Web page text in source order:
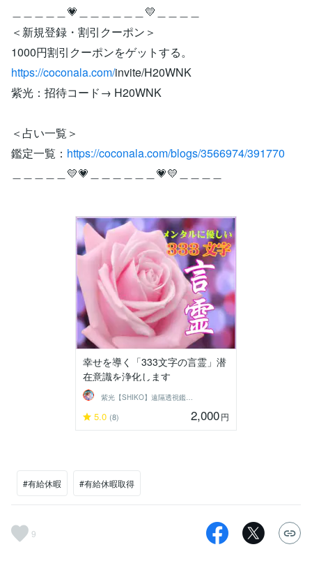
＿＿＿＿＿💗＿＿＿＿＿＿💛＿＿＿＿
＜新規登録・割引クーポン＞
1000円割引クーポンをゲットする。
https://coconala.com/invite/H20WNK
紫光：招待コード→ H20WNK
＜占い一覧＞
鑑定一覧： https://coconala.com/blogs/3566974/391770
＿＿＿＿＿💛💗＿＿＿＿＿＿💗💛＿＿＿＿
幸せを導く「333文字の言霊」潜
在意識を浄化します
紫光【SHIKO】遠隔透視鑑定士
5.0 (8) 2,000円
#有給休暇 #有給休暇取得
9